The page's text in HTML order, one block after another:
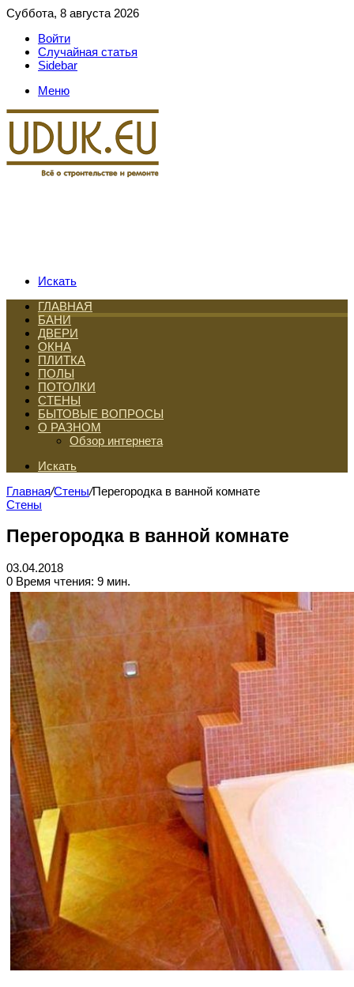
Суббота, 8 августа 2026
Войти
Случайная статья
Sidebar
Меню
Искать
ГЛАВНАЯ
БАНИ
ДВЕРИ
ОКНА
ПЛИТКА
ПОЛЫ
ПОТОЛКИ
СТЕНЫ
БЫТОВЫЕ ВОПРОСЫ
О РАЗНОМ
Обзор интернета
Искать
Главная/Стены/Перегородка в ванной комнате
Стены
Перегородка в ванной комнате
03.04.2018
0 Время чтения: 9 мин.